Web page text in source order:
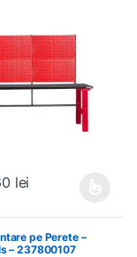
lei
pe Perete –
– 237800107